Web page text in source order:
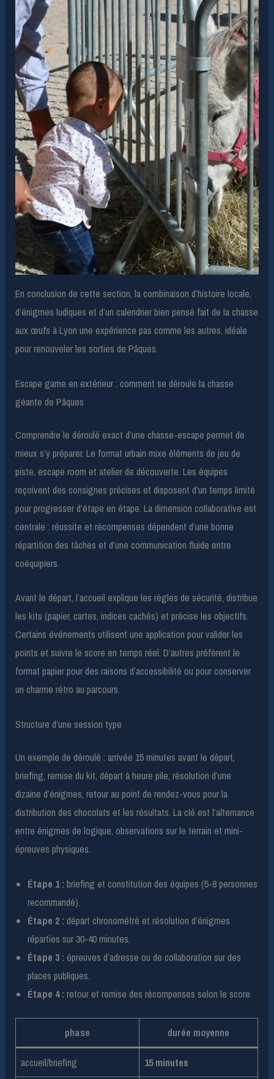
En conclusion de cette section, la combinaison d’histoire locale,
d’énigmes ludiques et d’un calendrier bien pensé fait de la chasse
aux œufs à Lyon une expérience pas comme les autres, idéale
pour renouveler les sorties de Pâques.
Escape game en extérieur : comment se déroule la chasse
géante de Pâques
Comprendre le déroulé exact d’une chasse-escape permet de
mieux s’y préparer. Le format urbain mixe éléments de jeu de
piste, escape room et atelier de découverte. Les équipes
reçoivent des consignes précises et disposent d’un temps limité
pour progresser d’étape en étape. La dimension collaborative est
centrale : réussite et récompenses dépendent d’une bonne
répartition des tâches et d’une communication fluide entre
coéquipiers.
Avant le départ, l’accueil explique les règles de sécurité, distribue
les kits (papier, cartes, indices cachés) et précise les objectifs.
Certains événements utilisent une application pour valider les
points et suivre le score en temps réel. D’autres préfèrent le
format papier pour des raisons d’accessibilité ou pour conserver
un charme rétro au parcours.
Structure d’une session type
Un exemple de déroulé : arrivée 15 minutes avant le départ,
briefing, remise du kit, départ à heure pile, résolution d’une
dizaine d’énigmes, retour au point de rendez-vous pour la
distribution des chocolats et les résultats. La clé est l’alternance
entre énigmes de logique, observations sur le terrain et mini-
épreuves physiques.
Étape 1 : briefing et constitution des équipes (5-8 personnes
recommandé).
Étape 2 : départ chronométré et résolution d’énigmes
réparties sur 30-40 minutes.
Étape 3 : épreuves d’adresse ou de collaboration sur des
places publiques.
Étape 4 : retour et remise des récompenses selon le score.
phase durée moyenne
accueil/brieﬁng 15 minutes